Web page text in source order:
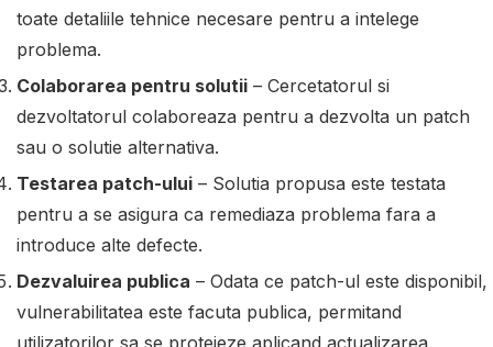
toate detaliile tehnice necesare pentru a intelege
problema.
Colaborarea pentru solutii – Cercetatorul si
dezvoltatorul colaboreaza pentru a dezvolta un patch
sau o solutie alternativa.
Testarea patch-ului – Solutia propusa este testata
pentru a se asigura ca remediaza problema fara a
introduce alte defecte.
Dezvaluirea publica – Odata ce patch-ul este disponibil,
vulnerabilitatea este facuta publica, permitand
utilizatorilor sa se protejeze aplicand actualizarea.